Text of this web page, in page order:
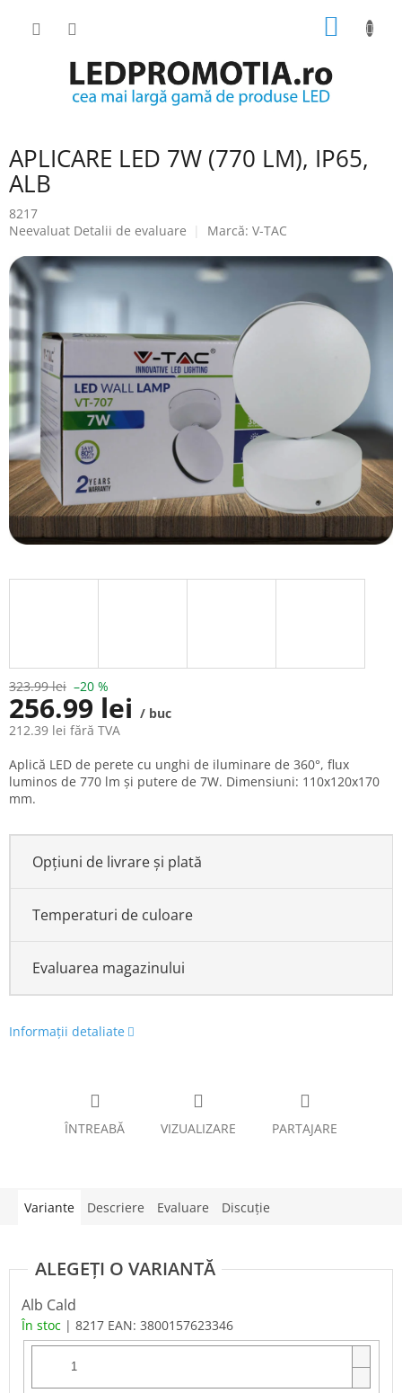
COŞ
APLICARE LED 7W (770 LM), IP65,
ALB
8217
Evaluarea
a
produsului
este
0.0
din
stele.
Neevaluat Detalii de evaluare Marcă: V-TAC
323.99 lei –20 %
256.99 lei / buc
212.39 lei fără TVA
Evaluare
preţ:
Aplică LED de perete cu unghi de iluminare de 360°, flux
luminos de 770 lm și putere de 7W. Dimensiuni: 110x120x170
mm.
Opțiuni de livrare și plată
Temperaturi de culoare
Evaluarea magazinului
Informaţii detaliate
ÎNTREABĂ VIZUALIZARE PARTAJARE
Variante Descriere Evaluare Discuţie
Alb Cald
În stoc | 8217 EAN: 3800157623346